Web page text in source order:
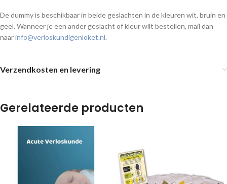
De dummy is beschikbaar in beide geslachten in de kleuren wit, bruin en
geel. Wanneer je een ander geslacht of kleur wilt bestellen, mail dan
naarinfo@verloskundigenloket.nl.
Verzendkosten en levering
Gerelateerde producten